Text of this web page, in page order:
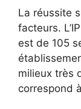
La réussite
facteurs.
est de 105
milieux très
correspond